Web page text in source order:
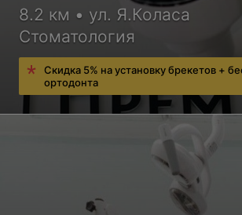
8.2 км • ул. Я.Коласа
Стоматология
Скидка 5% на установку брекетов +
ортодонта